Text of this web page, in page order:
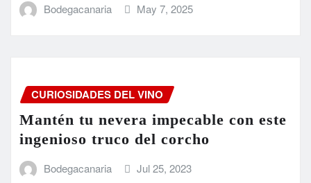
Bodegacanaria May 7, 2025
CURIOSIDADES DEL VINO
Mantén tu nevera impecable con este
ingenioso truco del corcho
Bodegacanaria Jul 25, 2023